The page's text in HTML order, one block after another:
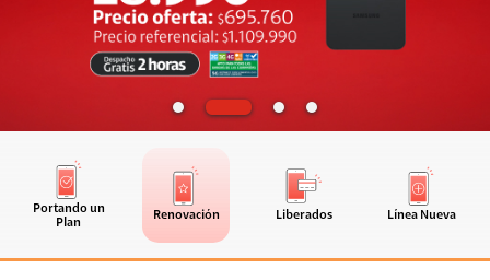
Portando un
Plan
Renovación Liberados Línea Nueva